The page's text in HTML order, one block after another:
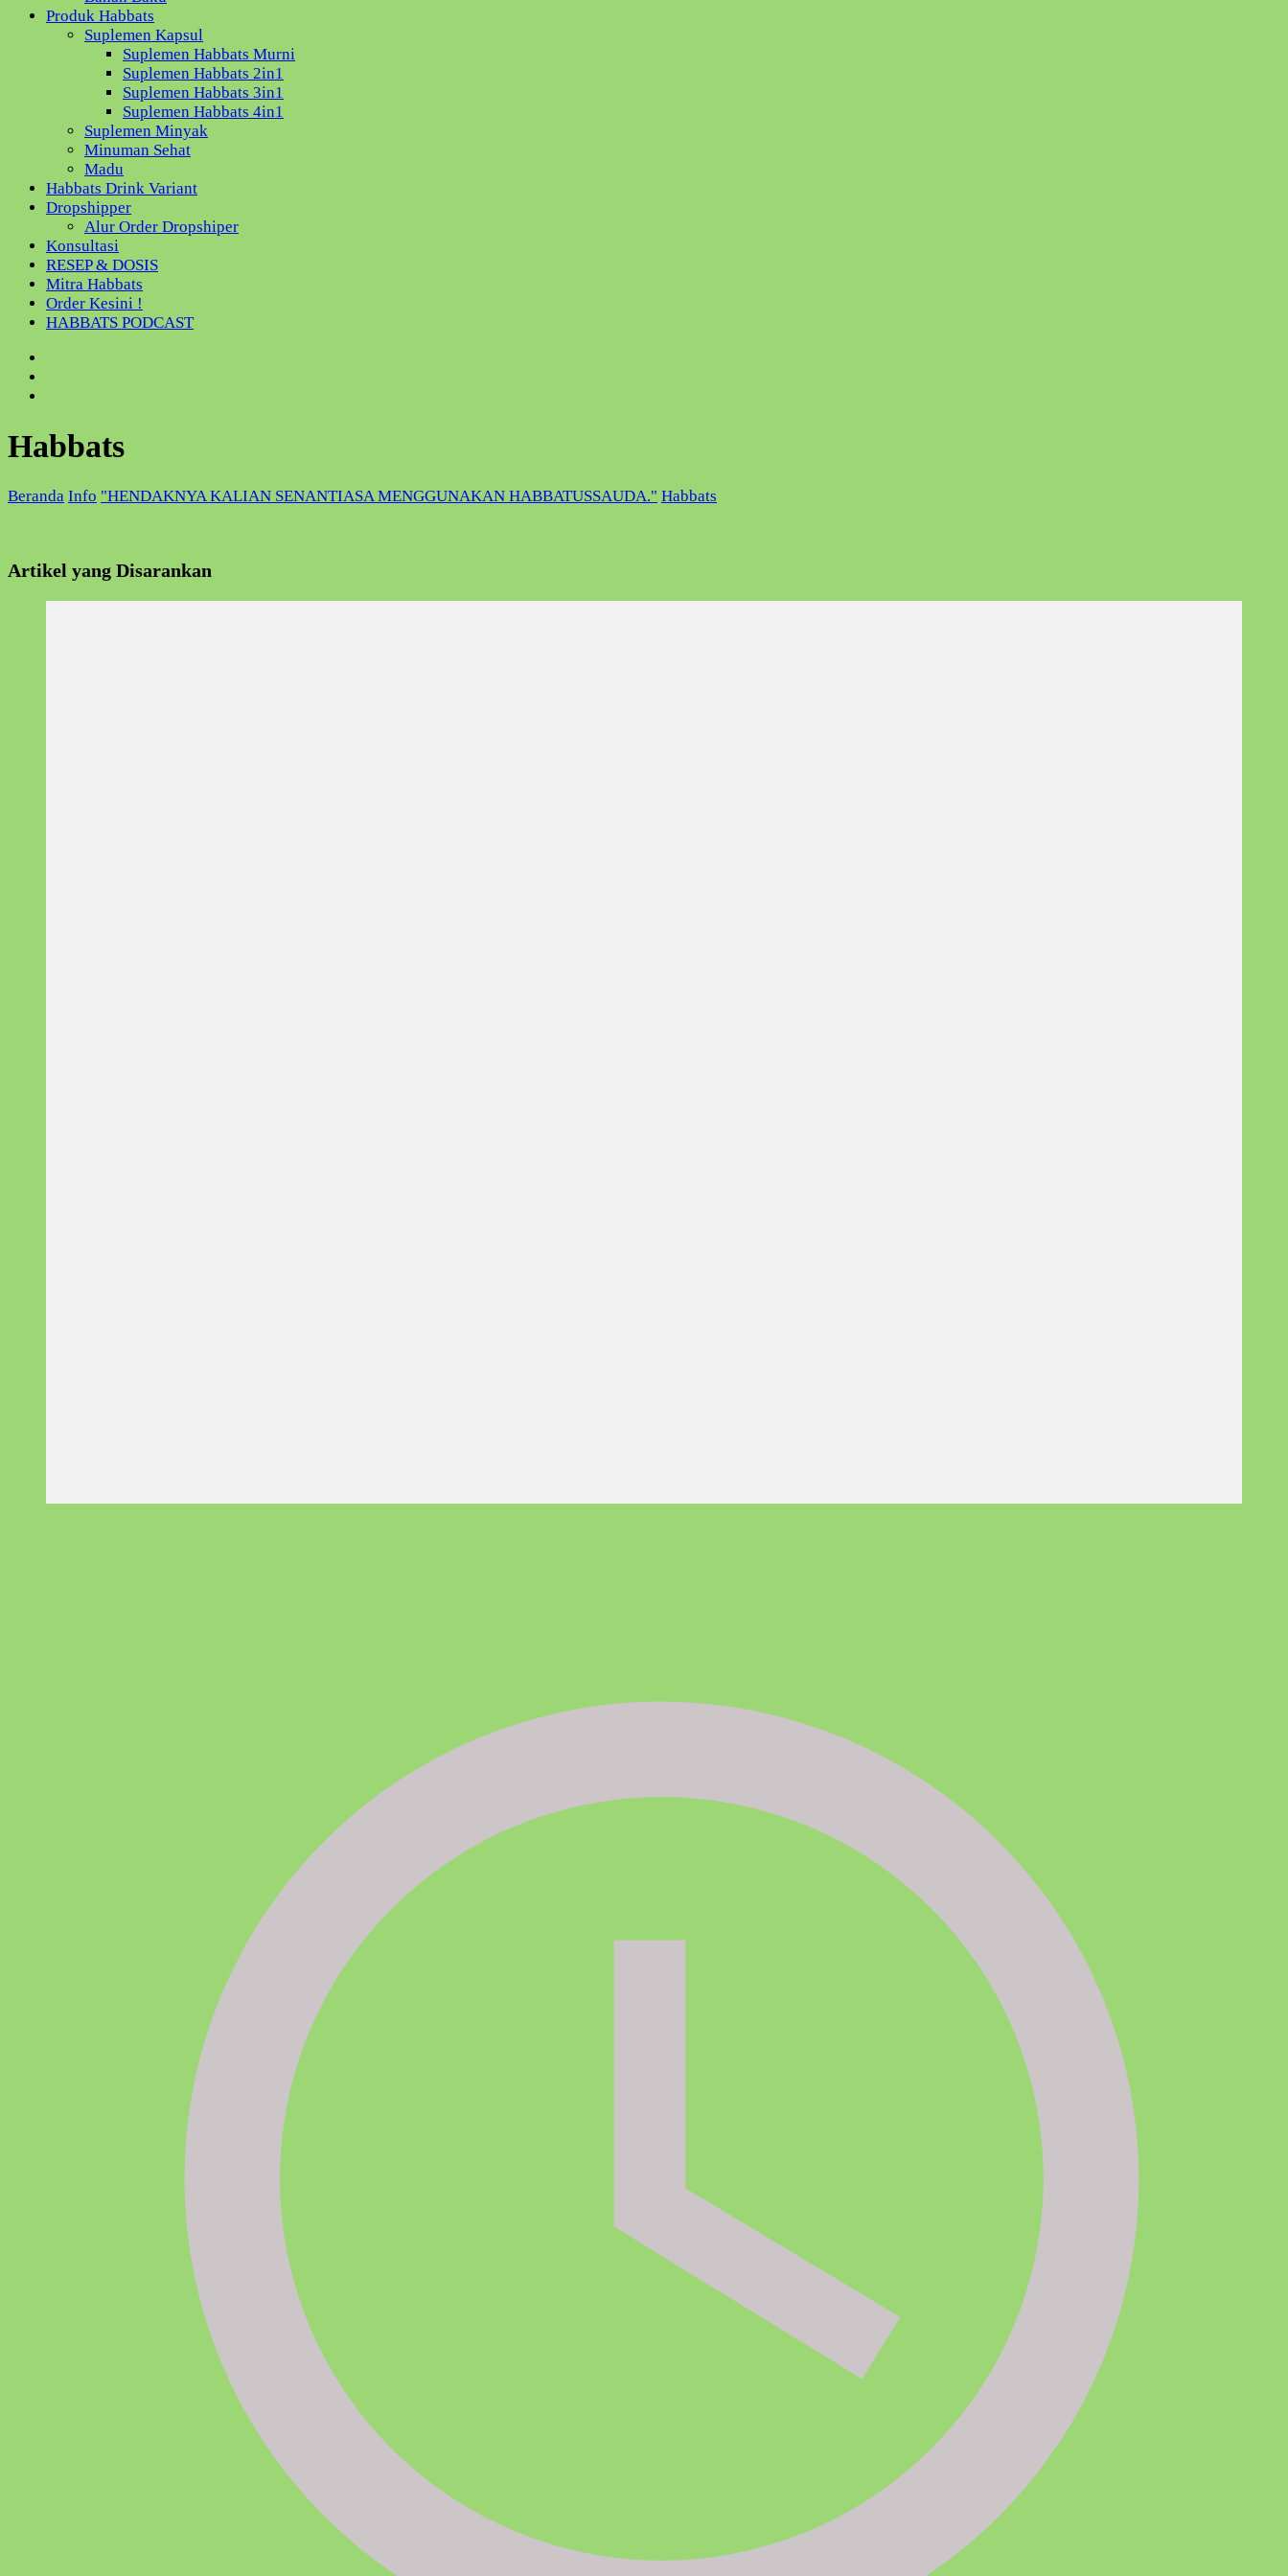
Produk Habbats
Suplemen Kapsul
Suplemen Habbats Murni
Suplemen Habbats 2in1
Suplemen Habbats 3in1
Suplemen Habbats 4in1
Suplemen Minyak
Minuman Sehat
Madu
Habbats Drink Variant
Dropshipper
Alur Order Dropshiper
Konsultasi
RESEP & DOSIS
Mitra Habbats
Order Kesini !
HABBATS PODCAST
Habbats
Beranda Info "HENDAKNYA KALIAN SENANTIASA MENGGUNAKAN HABBATUSSAUDA." Habbats
Artikel yang Disarankan